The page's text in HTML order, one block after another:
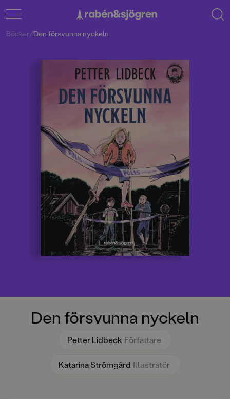
Den försvunna nyckeln
Petter Lidbeck Författare
Katarina Strömgård Illustratör
Böcker/Den försvunna nyckeln